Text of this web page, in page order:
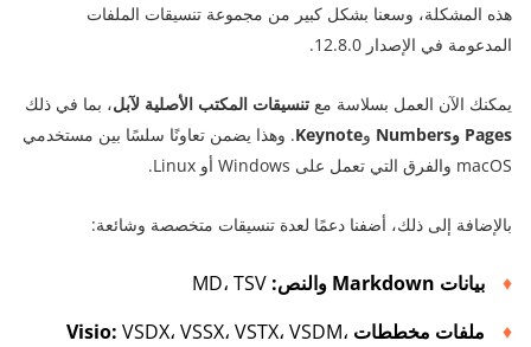
هذه المشكلة، وسعنا بشكل كبير من مجموعة تنسيقات الملفات
المدعومة في الإصدار 12.8.0.
يمكنك الآن العمل بسلاسة مع تنسيقات المكتب الأصلية لآبل، بما في ذلك
Pages وNumbers
وKeynote. وهذا يضمن تعاونًا سلسًا بين مستخدمي
macOS والفرق التي تعمل على Windows أو Linux.
بالإضافة إلى ذلك، أضفنا دعمًا لعدة تنسيقات متخصصة وشائعة:
بيانات Markdown والنص:
ملفات مخططات Visio: VSDX، VSSX، VSTX، VSDM،